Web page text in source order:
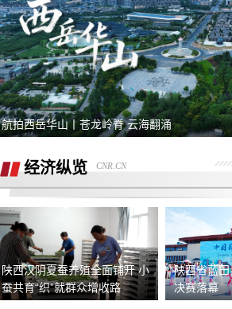
交付，订单被违规操作已完成订单
4s店隐瞒消费，侵犯了消费者知情权、
自主选择权，要求退还定金
我父亲被销售坑骗签了定金合同，提车
说没有现车要去外地。
宜享花业务员打电话叫我查看低息贷款
度，被强制下款
者，本人要求退还定金。
在4S店交了订金现在让退定金不退
据我了解，我锁单车辆根本没有生产，
需4s店跟厂家沟通即可取消订单。
现在诉求退款
航拍西岳华山丨苍龙岭脊 云海翻涌
经济纵览 CNR.CN
陕西汉阴夏蚕养殖全面铺开 小
蚕共育“织”就群众增收路
陕西省蓝
决赛落幕